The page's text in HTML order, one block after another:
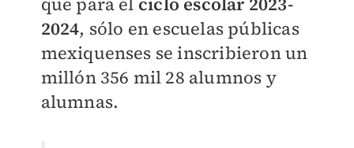
2024, sólo en escuelas públicas
mexiquenses se inscribieron un
millón 356 mil 28 alumnos y
alumnas.